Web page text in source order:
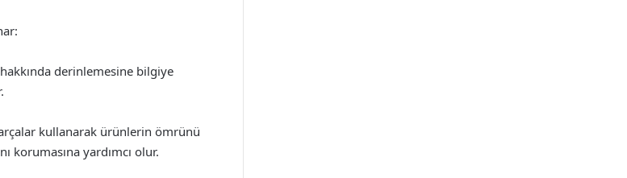
derinlemesine bilgiye
kullanarak ürünlerin ömrünü
korumasına yardımcı olur.